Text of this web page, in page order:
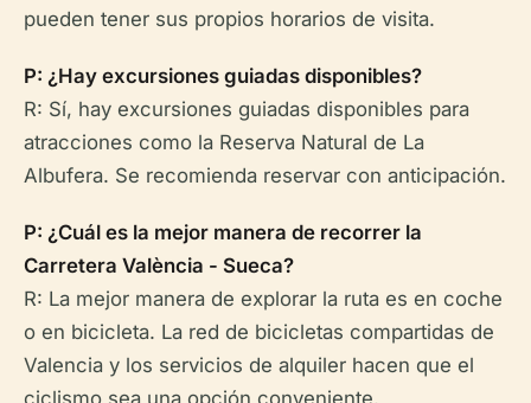
pueden tener sus propios horarios de visita.
P: ¿Hay excursiones guiadas disponibles?
R: Sí, hay excursiones guiadas disponibles para
atracciones como la Reserva Natural de La
Albufera. Se recomienda reservar con anticipación.
P: ¿Cuál es la mejor manera de recorrer la
Carretera València - Sueca?
R: La mejor manera de explorar la ruta es en coche
o en bicicleta. La red de bicicletas compartidas de
Valencia y los servicios de alquiler hacen que el
ciclismo sea una opción conveniente.